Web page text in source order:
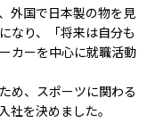
外国で日本製の物を見
なり、「将来は自分も
カーを中心に就職活動
め、スポーツに関わる
社を決めました。